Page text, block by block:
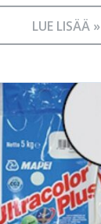
LUE LISÄÄ »